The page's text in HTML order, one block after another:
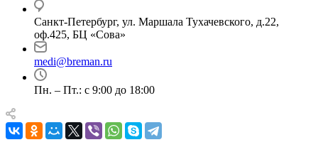
Санкт-Петербург, ул. Маршала Тухачевского, д.22,
оф.425, БЦ «Сова»
medi@breman.ru
Пн. – Пт.: с 9:00 до 18:00